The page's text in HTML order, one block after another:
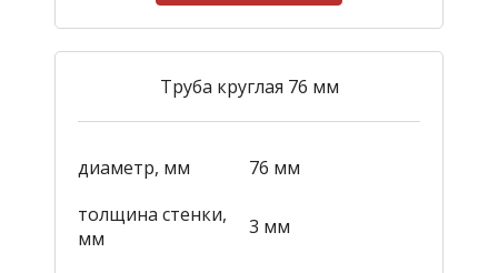
Труба круглая 76 мм
диаметр, мм
76 мм
толщина стенки,
мм
3 мм